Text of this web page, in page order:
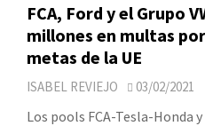
FCA, Ford y el Grupo
millones en multas
metas de la UE
ISABEL REVIEJO 03/02/2021
Los pools FCA-Tesla-Honda